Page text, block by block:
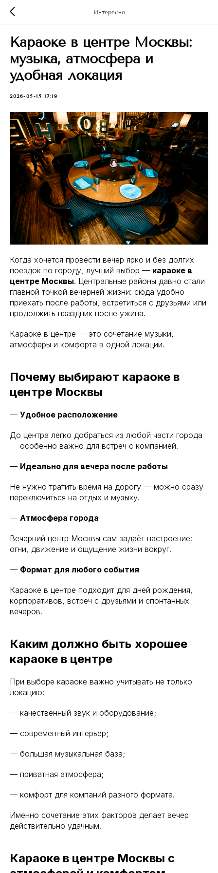
Интересно
Караоке в центре Москвы:
музыка, атмосфера и
удобная локация
2026-05-15 17:19
Когда хочется провести вечер ярко и без долгих
поездок по городу, лучший выбор — караоке в
центре Москвы. Центральные районы давно стали
главной точкой вечерней жизни: сюда удобно
приехать после работы, встретиться с друзьями или
продолжить праздник после ужина.
Караоке в центре — это сочетание музыки,
атмосферы и комфорта в одной локации.
Почему выбирают караоке в
центре Москвы
— Удобное расположение
До центра легко добраться из любой части города
— особенно важно для встреч с компанией.
— Идеально для вечера после работы
Не нужно тратить время на дорогу — можно сразу
переключиться на отдых и музыку.
— Атмосфера города
Вечерний центр Москвы сам задаёт настроение:
огни, движение и ощущение жизни вокруг.
— Формат для любого события
Караоке в центре подходит для дней рождения,
корпоративов, встреч с друзьями и спонтанных
вечеров.
Каким должно быть хорошее
караоке в центре
При выборе караоке важно учитывать не только
локацию:
— качественный звук и оборудование;
— современный интерьер;
— большая музыкальная база;
— приватная атмосфера;
— комфорт для компаний разного формата.
Именно сочетание этих факторов делает вечер
действительно удачным.
Караоке в центре Москвы с